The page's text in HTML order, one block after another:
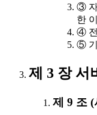
③ 자
한
④ 전
⑤ 기
제 3 장 서
제 9 조